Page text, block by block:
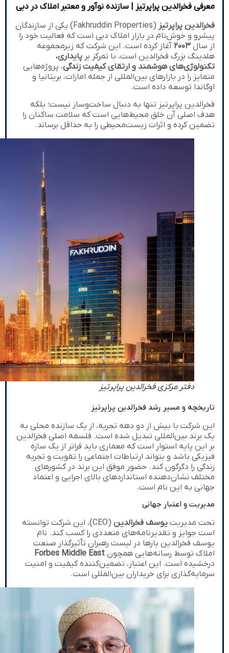
معرفی فخرالدین پراپرتیز | سازنده نوآور و معتبر املاک در دبی
فخرالدین پراپرتیز
(Fakhruddin Properties) یکی از سازندگان
پیشرو و خوش‌نام در بازار املاک دبی است که فعالیت خود را
از سال ۲۰۰۳ آغاز کرده است. این شرکت که زیرمجموعه
هلدینگ بزرگ فخرالدین است، با تمرکز بر پایداری،
تکنولوژی‌های هوشمند و ارتقای کیفیت زندگی، پروژه‌هایی
متمایز را در بازارهای بین‌المللی از جمله امارات، بریتانیا و
اوگاندا توسعه داده است.
فخرالدین پراپرتیز تنها به دنبال ساخت‌وساز نیست؛ بلکه
هدف اصلی آن خلق محیط‌هایی است که سلامت ساکنان را
تضمین کرده و اثرات زیست‌محیطی را به حداقل برساند.
دفتر مرکزی فخرالدین پراپرتیز
تاریخچه و مسیر رشد فخرالدین پراپرتیز
این شرکت با بیش از دو دهه تجربه، از یک سازنده محلی به
یک برند بین‌المللی تبدیل شده است. فلسفه اصلی فخرالدین
بر این پایه استوار است که معماری باید فراتر از یک سازه
فیزیکی باشد و بتواند ارتباطات اجتماعی را تقویت و تجربه
زندگی را دگرگون کند. حضور موفق این برند در کشورهای
مختلف نشان‌دهنده استانداردهای بالای اجرایی و اعتماد
جهانی به این نام است.
مدیریت و اعتبار جهانی
تحت مدیریت یوسف فخرالدین
(CEO)، این شرکت توانسته
است جوایز و تقدیرنامه‌های متعددی را کسب کند. نام
یوسف فخرالدین بارها در لیست رهبران تأثیرگذار صنعت
املاک توسط رسانه‌هایی همچون Forbes Middle East
درخشیده است. این اعتبار، تضمین‌کننده کیفیت و امنیت
سرمایه‌گذاری برای خریداران بین‌المللی است.